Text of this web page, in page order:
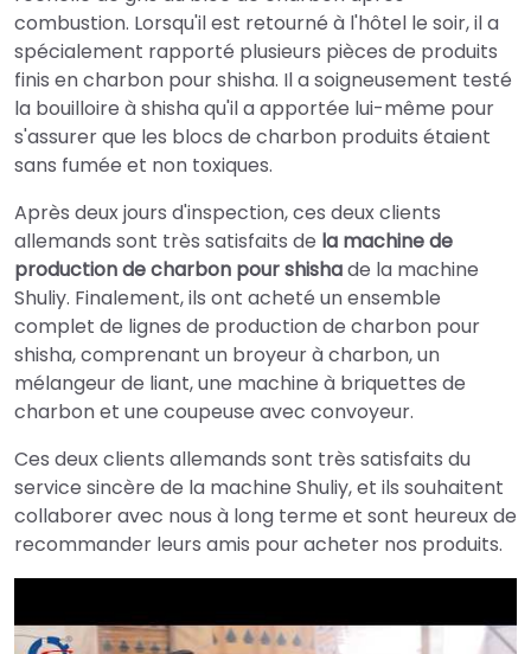
combustion. Lorsqu'il est retourné à l'hôtel le soir, il a
spécialement rapporté plusieurs pièces de produits
finis en charbon pour shisha. Il a soigneusement testé
la bouilloire à shisha qu'il a apportée lui-même pour
s'assurer que les blocs de charbon produits étaient
sans fumée et non toxiques.
Après deux jours d'inspection, ces deux clients
allemands sont très satisfaits de la machine de
production de charbon pour shishade la machine
Shuliy. Finalement, ils ont acheté un ensemble
complet de lignes de production de charbon pour
shisha, comprenant un broyeur à charbon, un
mélangeur de liant, une machine à briquettes de
charbon et une coupeuse avec convoyeur.
Ces deux clients allemands sont très satisfaits du
service sincère de la machine Shuliy, et ils souhaitent
collaborer avec nous à long terme et sont heureux de
recommander leurs amis pour acheter nos produits.